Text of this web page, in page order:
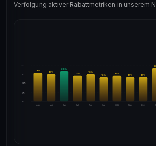
Verfolgung aktiver Rabattmetriken in unserem
24%
18%
12%
6%
0%
Apr
19%
Mai
18%
Jun
20%
Jul
17%
Aug
18%
Sep
16%
Okt
17%
Nov
16%
Dez
16%